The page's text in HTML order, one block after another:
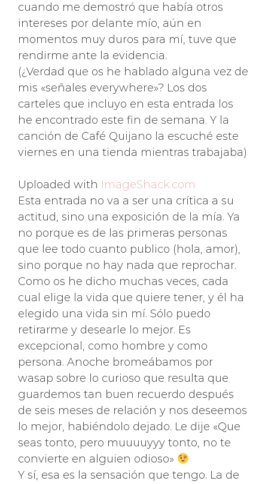
cuando me demostró que había otros
intereses por delante mío, aún en
momentos muy duros para mí, tuve que
rendirme ante la evidencia.
(¿Verdad que os he hablado alguna vez de
mis «señales everywhere»? Los dos
carteles que incluyo en esta entrada los
he encontrado este fin de semana. Y la
canción de Café Quijano la escuché este
viernes en una tienda mientras trabajaba)
Uploaded with ImageShack.com
Esta entrada no va a ser una crítica a su
actitud, sino una exposición de la mía. Ya
no porque es de las primeras personas
que lee todo cuanto publico (hola, amor),
sino porque no hay nada que reprochar.
Como os he dicho muchas veces, cada
cual elige la vida que quiere tener, y él ha
elegido una vida sin mí. Sólo puedo
retirarme y desearle lo mejor. Es
excepcional, como hombre y como
persona. Anoche bromeábamos por
wasap sobre lo curioso que resulta que
guardemos tan buen recuerdo después
de seis meses de relación y nos deseemos
lo mejor, habiéndolo dejado. Le dije «Que
seas tonto, pero muuuuyyy tonto, no te
convierte en alguien odioso»
Y sí, esa es la sensación que tengo. La de